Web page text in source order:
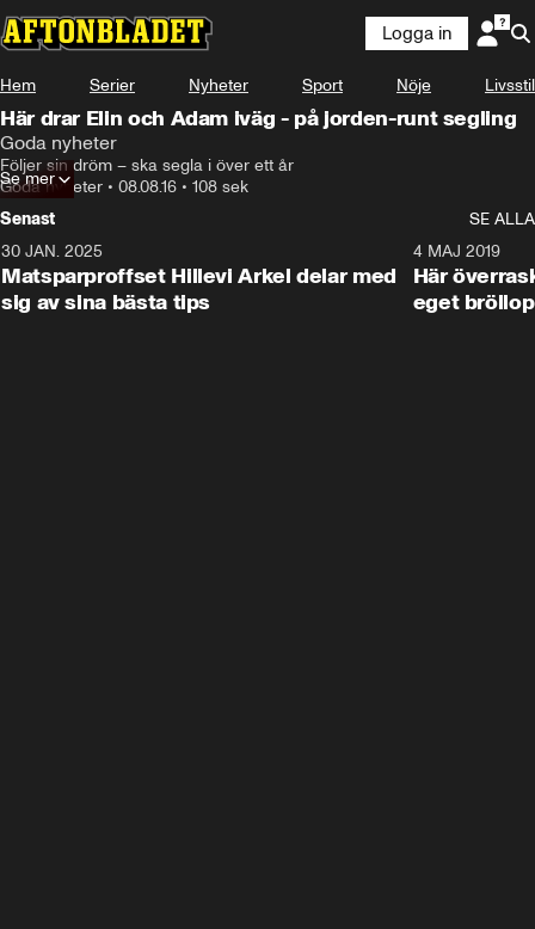
Logga in
Hem Serier Nyheter Sport Nöje Livsstil
Här drar Elin och Adam iväg - på jorden-runt segling
Goda nyheter
Följer sin dröm – ska segla i över ett år
Goda nyheter • 08.08.16 • 108 sek
Se mer
Senast
SE ALLA
30 JAN. 2025
Matsparproffset Hillevi Arkel delar med
sig av sina bästa tips
4 MAJ 2019
Här
eget bröllop